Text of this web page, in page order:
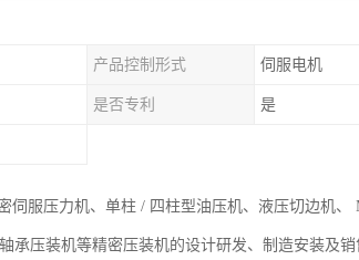
产品控制形式 伺服电机
是否专利 是
伺服压力机、单柱 / 四柱型油压机、液压切边机
承压装机等精密压装机的设计研发、制造安装及